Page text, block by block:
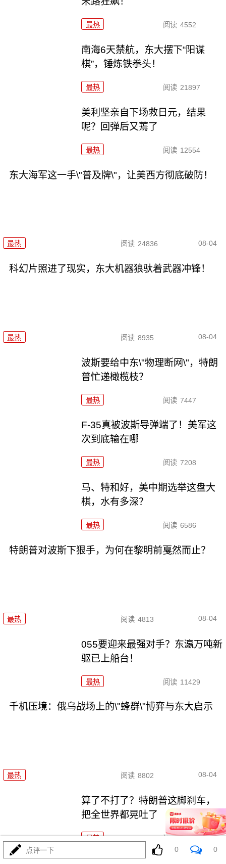
最热 阅读 4552
南海6天禁航，东大摆下“阳谋
棋”，锤炼铁拳头！
最热 阅读 21897
美利坚亲自下场救日元，结果
呢？回弹后又蔫了
最热 阅读 12554
东大海军这一手\"普及牌\"，让美西方彻底破防！
最热 阅读 24836 08-04
科幻片照进了现实，东大机器狼驮着武器冲锋！
最热 阅读 8935 08-04
波斯要给中东\"物理断网\"，特朗
普忙递橄榄枝？
最热 阅读 7447
F-35真被波斯导弹端了！美军这
次到底输在哪
最热 阅读 7208
马、特和好，美中期选举这盘大
棋，水有多深？
最热 阅读 6586
特朗普对波斯下狠手，为何在黎明前戛然而止？
最热 阅读 4813 08-04
055要迎来最强对手？东瀛万吨新
驱已上船台！
最热 阅读 11429
千机压境：俄乌战场上的\"蜂群\"博弈与东大启示
最热 阅读 8802 08-04
算了不打了？特朗普这脚刹车，
把全世界都晃吐了
最热 阅读 16109
点评一下 0 0